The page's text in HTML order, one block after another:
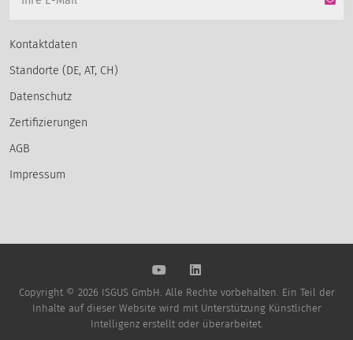
Kontaktdaten
Standorte (DE, AT, CH)
Datenschutz
Zertifizierungen
AGB
Impressum
Copyright © 2026 ISGUS GmbH. Alle Rechte vorbehalten. Ein Teil der
Inhalte auf dieser Website wird mit Unterstützung Künstlicher
Intelligenz erstellt oder überarbeitet.